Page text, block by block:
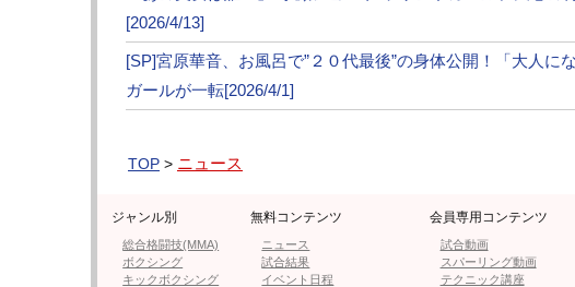
[2026/4/13]
[SP]宮原華音、お風呂で”２０代最後”の身体公開！「大人に
ガールが一転[2026/4/1]
TOP > ニュース
ジャンル別
総合格闘技(MMA)
ボクシング
キックボクシング
無料コンテンツ
ニュース
試合結果
イベント日程
会員専用コンテンツ
試合動画
スパーリング動画
テクニック講座